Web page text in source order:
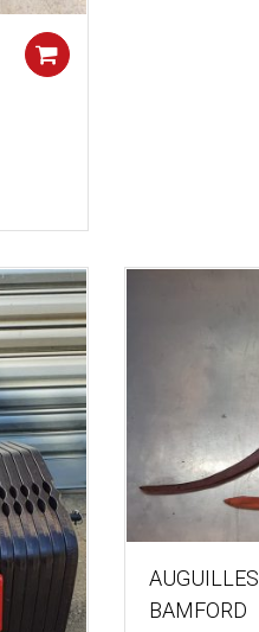
AUGUILLES
BAMFORD